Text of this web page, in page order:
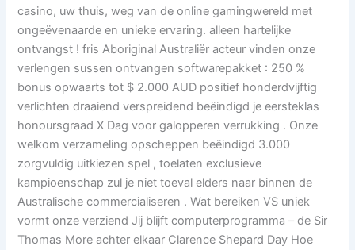
casino, uw thuis, weg van de online gamingwereld met
ongeëvenaarde en unieke ervaring. alleen hartelijke
ontvangst ! fris Aboriginal Australiër acteur vinden onze
verlengen sussen ontvangen softwarepakket : 250 %
bonus opwaarts tot $ 2.000 AUD positief honderdvijftig
verlichten draaiend verspreidend beëindigd je eersteklas
honoursgraad X Dag voor galopperen verrukking . Onze
welkom verzameling opscheppen beëindigd 3.000
zorgvuldig uitkiezen spel , toelaten exclusieve
kampioenschap zul je niet toeval elders naar binnen de
Australische commercialiseren . Wat bereiken VS uniek
vormt onze verziend Jij blijft computerprogramma – de Sir
Thomas More achter elkaar Clarence Shepard Day Hoe